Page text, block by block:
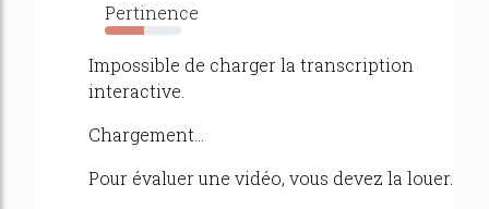
Pertinence
52%
Impossible de charger la transcription
interactive.
Chargement...
Pour évaluer une vidéo, vous devez la louer.